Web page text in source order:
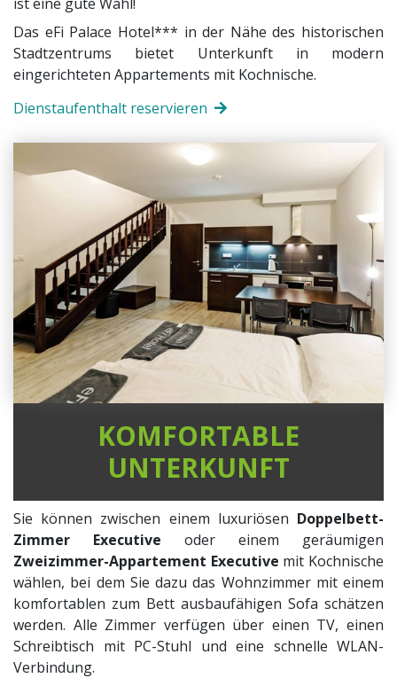
Das eFi Palace Hotel*** in der Nähe des historischen
Stadtzentrums bietet Unterkunft in modern
eingerichteten Appartements mit Kochnische.
Dienstaufenthalt reservieren
KOMFORTABLE
UNTERKUNFT
Sie können zwischen einem luxuriösen Doppelbett-
Zimmer Executive oder einem geräumigen
Zweizimmer-Appartement Executive mit Kochnische
wählen, bei dem Sie dazu das Wohnzimmer mit einem
komfortablen zum Bett ausbaufähigen Sofa schätzen
werden. Alle Zimmer verfügen über einen TV, einen
Schreibtisch mit PC-Stuhl und eine schnelle WLAN-
Verbindung.